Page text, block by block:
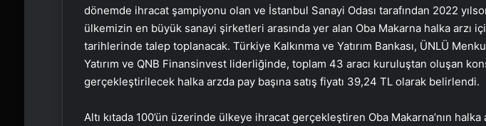
dönemde ihracat şampiyonu olan ve İstanbul Sanayi Odası tarafından 2022
ülkemizin en büyük sanayi şirketleri arasında yer alan Oba Makarna halka arzı
tarihlerinde talep toplanacak. Türkiye Kalkınma ve Yatırım Bankası, ÜNLÜ
Yatırım ve QNB Finansinvest liderliğinde, toplam 43 aracı kuruluştan oluşan
gerçekleştirilecek halka arzda pay başına satış fiyatı 39,24 TL olarak belirlendi.
Altı kıtada 100’ün üzerinde ülkeye ihracat gerçekleştiren Oba Makarna’nın halka